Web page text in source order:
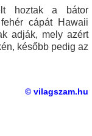
hoztak a bátor
cápát Hawaii
adják, mely azért
később pedig az
© vilagszam.hu